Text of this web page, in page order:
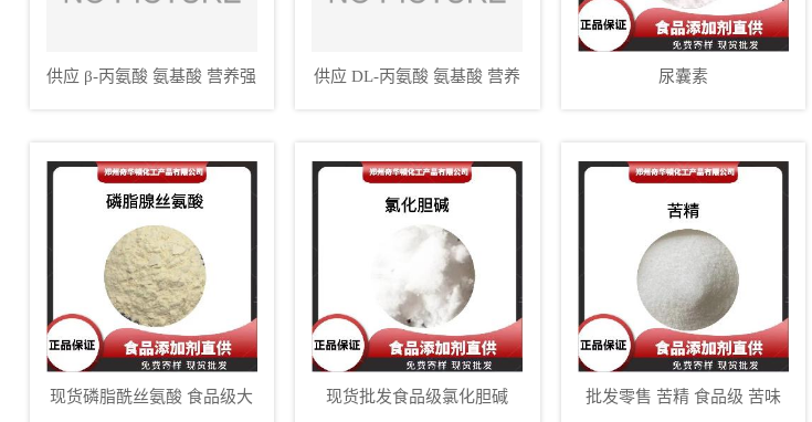
供应 β-丙氨酸 氨基酸 营养强
供应 DL-丙氨酸 氨基酸 营养
尿囊素
现货磷脂酰丝氨酸 食品级大
现货批发食品级氯化胆碱
批发零售 苦精 食品级 苦味